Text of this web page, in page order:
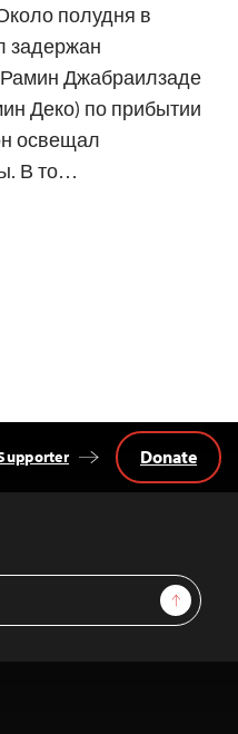
полудня в
задержан
Джабраилзаде
Деко) по прибытии
освещал
В то…
Sign Up
Donate